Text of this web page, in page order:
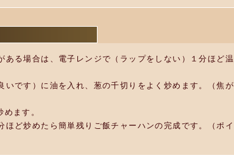
ある場合は、電子レンジで（ラップをしない）１分ほど温
いです）に油を入れ、葱の千切りをよく炒めます。（焦が
ます。
ほど炒めたら簡単残りご飯チャーハンの完成です。（ポイ